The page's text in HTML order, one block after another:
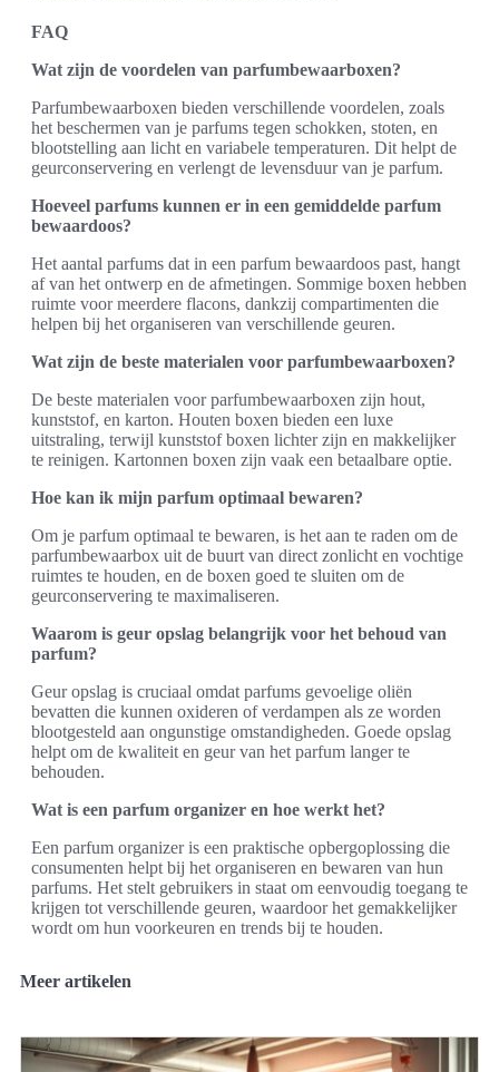
FAQ
Wat zijn de voordelen van parfumbewaarboxen?
Parfumbewaarboxen bieden verschillende voordelen, zoals
het beschermen van je parfums tegen schokken, stoten, en
blootstelling aan licht en variabele temperaturen. Dit helpt de
geurconservering en verlengt de levensduur van je parfum.
Hoeveel parfums kunnen er in een gemiddelde parfum
bewaardoos?
Het aantal parfums dat in een parfum bewaardoos past, hangt
af van het ontwerp en de afmetingen. Sommige boxen hebben
ruimte voor meerdere flacons, dankzij compartimenten die
helpen bij het organiseren van verschillende geuren.
Wat zijn de beste materialen voor parfumbewaarboxen?
De beste materialen voor parfumbewaarboxen zijn hout,
kunststof, en karton. Houten boxen bieden een luxe
uitstraling, terwijl kunststof boxen lichter zijn en makkelijker
te reinigen. Kartonnen boxen zijn vaak een betaalbare optie.
Hoe kan ik mijn parfum optimaal bewaren?
Om je parfum optimaal te bewaren, is het aan te raden om de
parfumbewaarbox uit de buurt van direct zonlicht en vochtige
ruimtes te houden, en de boxen goed te sluiten om de
geurconservering te maximaliseren.
Waarom is geur opslag belangrijk voor het behoud van
parfum?
Geur opslag is cruciaal omdat parfums gevoelige oliën
bevatten die kunnen oxideren of verdampen als ze worden
blootgesteld aan ongunstige omstandigheden. Goede opslag
helpt om de kwaliteit en geur van het parfum langer te
behouden.
Wat is een parfum organizer en hoe werkt het?
Een parfum organizer is een praktische opbergoplossing die
consumenten helpt bij het organiseren en bewaren van hun
parfums. Het stelt gebruikers in staat om eenvoudig toegang te
krijgen tot verschillende geuren, waardoor het gemakkelijker
wordt om hun voorkeuren en trends bij te houden.
Meer artikelen